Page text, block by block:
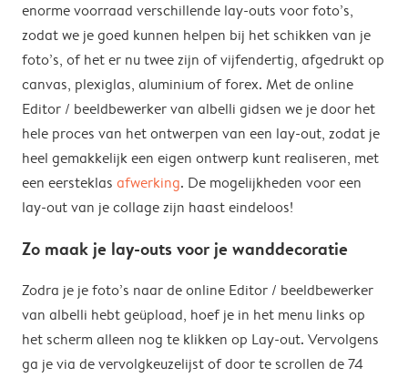
enorme voorraad verschillende lay-outs voor foto’s,
zodat we je goed kunnen helpen bij het schikken van je
foto’s, of het er nu twee zijn of vijfendertig, afgedrukt op
canvas, plexiglas, aluminium of forex. Met de online
Editor / beeldbewerker van albelli gidsen we je door het
hele proces van het ontwerpen van een lay-out, zodat je
heel gemakkelijk een eigen ontwerp kunt realiseren, met
een eersteklas afwerking. De mogelijkheden voor een
lay-out van je collage zijn haast eindeloos!
Zo maak je lay-outs voor je wanddecoratie
Zodra je je foto’s naar de online Editor / beeldbewerker
van albelli hebt geüpload, hoef je in het menu links op
het scherm alleen nog te klikken op Lay-out. Vervolgens
ga je via de vervolgkeuzelijst of door te scrollen de 74